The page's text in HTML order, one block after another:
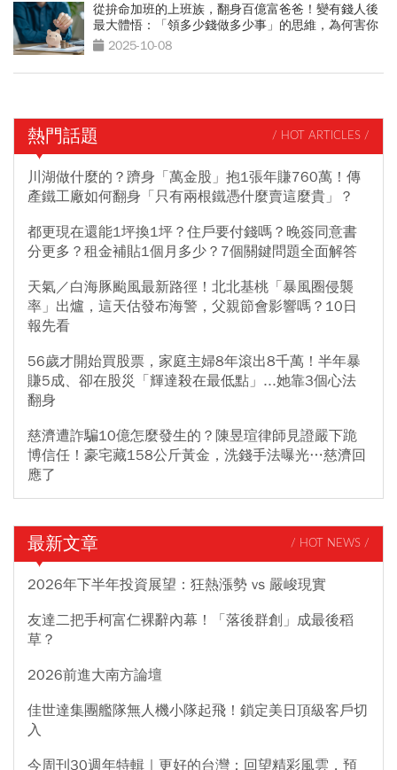
從拚命加班的上班族，翻身百億富爸爸！變有錢人後
最大體悟：「領多少錢做多少事」的思維，為何害你
變窮？
2025-10-08
熱門話題 / HOT ARTICLES /
川湖做什麼的？躋身「萬金股」抱1張年賺760萬！傳
產鐵工廠如何翻身「只有兩根鐵憑什麼賣這麼貴」？
都更現在還能1坪換1坪？住戶要付錢嗎？晚簽同意書
分更多？租金補貼1個月多少？7個關鍵問題全面解答
天氣／白海豚颱風最新路徑！北北基桃「暴風圈侵襲
率」出爐，這天估發布海警，父親節會影響嗎？10日
報先看
56歲才開始買股票，家庭主婦8年滾出8千萬！半年暴
賺5成、卻在股災「輝達殺在最低點」...她靠3個心法
翻身
慈濟遭詐騙10億怎麼發生的？陳昱瑄律師見證嚴下跪
博信任！豪宅藏158公斤黃金，洗錢手法曝光…慈濟回
應了
最新文章 / HOT NEWS /
2026年下半年投資展望：狂熱漲勢 vs 嚴峻現實
友達二把手柯富仁裸辭內幕！「落後群創」成最後稻
草？
2026前進大南方論壇
佳世達集團艦隊無人機小隊起飛！鎖定美日頂級客戶切
入
今周刊30週年特輯｜更好的台灣：回望精彩風雲，預